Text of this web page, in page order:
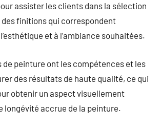
assister les clients dans la sélection
finitions qui correspondent
et à l’ambiance souhaitées.
de peinture ont les compétences et les
des résultats de haute qualité, ce qui
obtenir un aspect visuellement
longévité accrue de la peinture.